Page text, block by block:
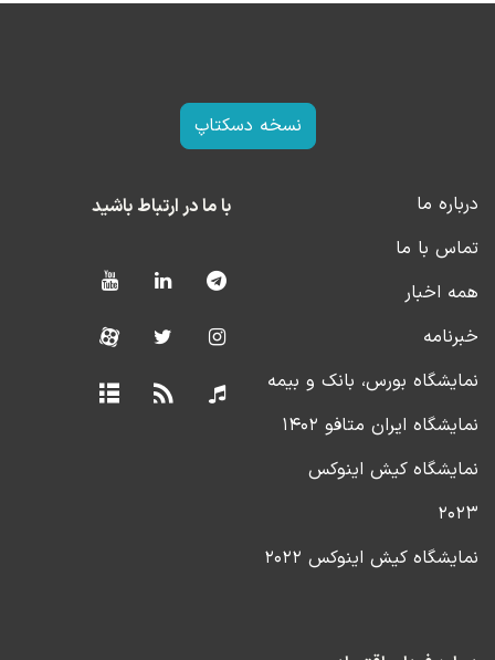
نسخه دسکتاپ
درباره ما
تماس با ما
همه اخبار
خبرنامه
نمایشگاه بورس، بانک و بیمه
نمایشگاه ایران متافو ۱۴۰۲
نمایشگاه کیش اینوکس
۲۰۲۳
نمایشگاه کیش اینوکس ۲۰۲۲
با ما در ارتباط باشید